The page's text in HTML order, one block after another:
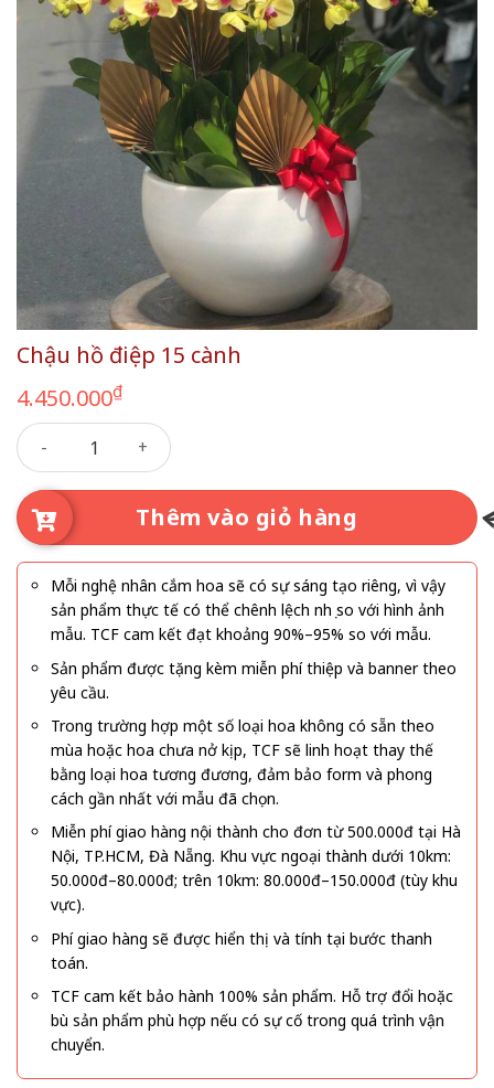
Chậu hồ điệp 15 cành
4.450.000₫
Chậu hồ điệp 15 cành số lượng
Thêm vào giỏ hàng
Mỗi nghệ nhân cắm hoa sẽ có sự sáng tạo riêng, vì vậy
sản phẩm thực tế có thể chênh lệch nhẹ so với hình ảnh
mẫu. TCF cam kết đạt khoảng 90%–95% so với mẫu.
Sản phẩm được tặng kèm miễn phí thiệp và banner theo
yêu cầu.
Trong trường hợp một số loại hoa không có sẵn theo
mùa hoặc hoa chưa nở kịp, TCF sẽ linh hoạt thay thế
bằng loại hoa tương đương, đảm bảo form và phong
cách gần nhất với mẫu đã chọn.
Miễn phí giao hàng nội thành cho đơn từ 500.000đ tại Hà
Nội, TP.HCM, Đà Nẵng. Khu vực ngoại thành dưới 10km:
50.000đ–80.000đ; trên 10km: 80.000đ–150.000đ (tùy khu
vực).
Phí giao hàng sẽ được hiển thị và tính tại bước thanh
toán.
TCF cam kết bảo hành 100% sản phẩm. Hỗ trợ đổi hoặc
bù sản phẩm phù hợp nếu có sự cố trong quá trình vận
chuyển.